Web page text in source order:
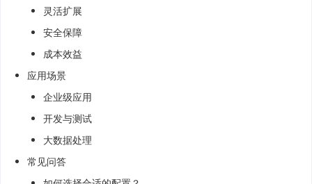
灵活扩展
安全保障
成本效益
应用场景
企业级应用
开发与测试
大数据处理
常见问答